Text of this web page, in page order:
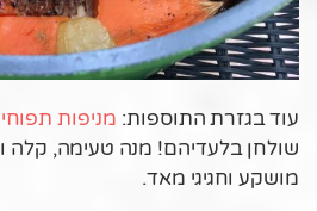
עוד בגזרת התוספות: מניפות
שולחן בלעדיהם! מנה טעימה,
מושקע וחגיגי מאד.